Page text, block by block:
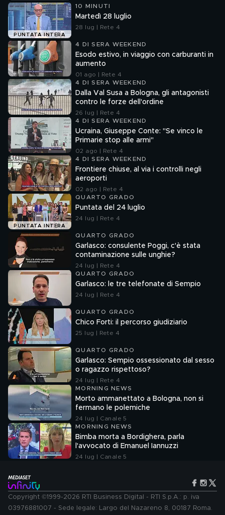
PUNTATA INTERA
10 MINUTI
Martedì 28 luglio
28 lug | Rete 4
4 DI SERA WEEKEND
Esodo estivo, in viaggio con carburanti in
aumento
01 ago | Rete 4
4 DI SERA WEEKEND
Dalla Val Susa a Bologna, gli antagonisti
contro le forze dell'ordine
26 lug | Rete 4
4 DI SERA WEEKEND
Ucraina, Giuseppe Conte: "Se vinco le
Primarie stop alle armi"
02 ago | Rete 4
4 DI SERA WEEKEND
Frontiere chiuse, al via i controlli negli
aeroporti
02 ago | Rete 4
PUNTATA INTERA
QUARTO GRADO
Puntata del 24 luglio
24 lug | Rete 4
QUARTO GRADO
Garlasco: consulente Poggi, c'è stata
contaminazione sulle unghie?
24 lug | Rete 4
QUARTO GRADO
Garlasco: le tre telefonate di Sempio
24 lug | Rete 4
QUARTO GRADO
Chico Forti: il percorso giudiziario
25 lug | Rete 4
QUARTO GRADO
Garlasco: Sempio ossessionato dal sesso
o ragazzo rispettoso?
24 lug | Rete 4
MORNING NEWS
Morto ammanettato a Bologna, non si
fermano le polemiche
24 lug | Canale 5
MORNING NEWS
Bimba morta a Bordighera, parla
l'avvocato di Emanuel Iannuzzi
24 lug | Canale 5
Copyright ©1999-2026 RTI Business Digital - RTI S.p.A.: p. iva
03976881007 - Sede legale: Largo del Nazareno 8, 00187 Roma.